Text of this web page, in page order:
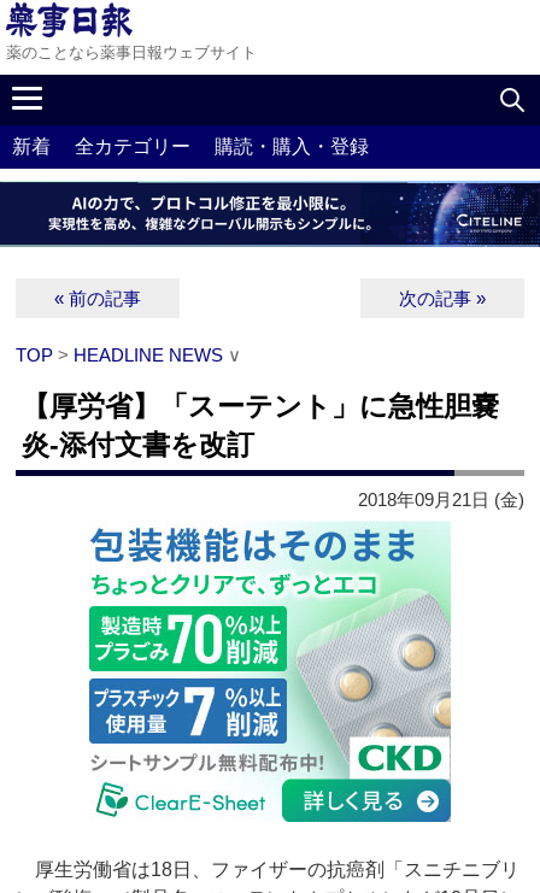
薬のことなら薬事日報ウェブサイト
新着 全カテゴリー 購読・購入・登録
« 前の記事 次の記事 »
TOP > HEADLINE NEWS ∨
【厚労省】「スーテント」に急性胆嚢
炎‐添付文書を改訂
2018年09月21日 (金)
厚生労働省は18日、ファイザーの抗癌剤「スニチニブリ